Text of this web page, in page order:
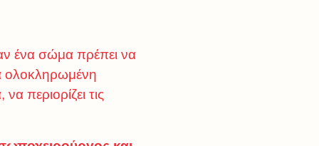
ένα σώμα πρέπει να
ολοκληρωμένη
περιορίζει τις